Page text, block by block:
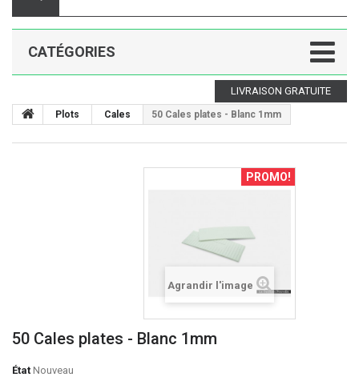
CATÉGORIES
LIVRAISON GRATUITE
Plots Cales 50 Cales plates - Blanc 1mm
PROMO!
Agrandir l'image
50 Cales plates - Blanc 1mm
État Nouveau